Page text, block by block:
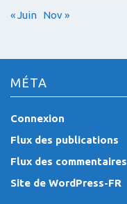
« Juin Nov »
MÉTA
Connexion
Flux des publications
Flux des commentaires
Site de WordPress-FR